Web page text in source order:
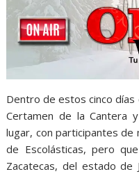
Dentro de estos cinco días
Certamen de la Cantera
lugar, con participantes
de Escolásticas, pero
Zacatecas, del estado de